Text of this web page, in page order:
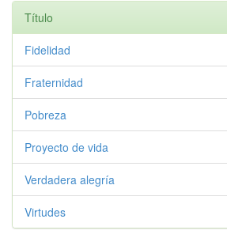
Título
Fidelidad
Fraternidad
Pobreza
Proyecto de vida
Verdadera alegría
Virtudes